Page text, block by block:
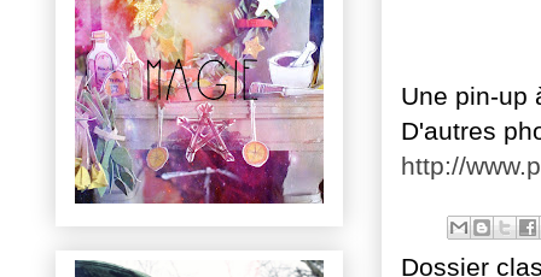
Une pin-up
D'autres
http://
Dossier